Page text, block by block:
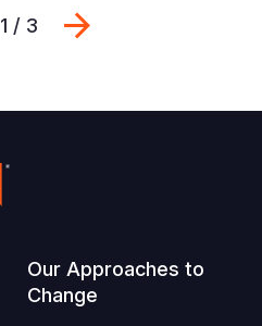
Previous
1 / 3
Our Approaches to
Change